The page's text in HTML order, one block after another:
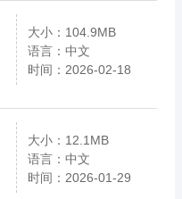
大小：104.9MB
语言：中文
时间：2026-02-18
大小：12.1MB
语言：中文
时间：2026-01-29